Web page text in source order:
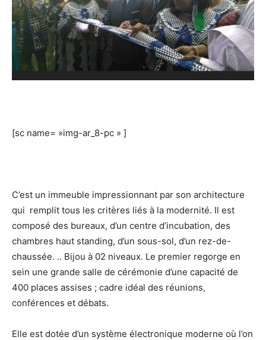
[sc name= »img-ar_8-pc » ]
C’est un immeuble impressionnant par son architecture
qui remplit tous les critères liés à la modernité. Il est
composé des bureaux, d’un centre d’incubation, des
chambres haut standing, d’un sous-sol, d’un rez-de-
chaussée. .. Bijou à 02 niveaux. Le premier regorge en
sein une grande salle de cérémonie d’une capacité de
400 places assises ; cadre idéal des réunions,
conférences et débats.
Elle est dotée d’un système électronique moderne où l’on